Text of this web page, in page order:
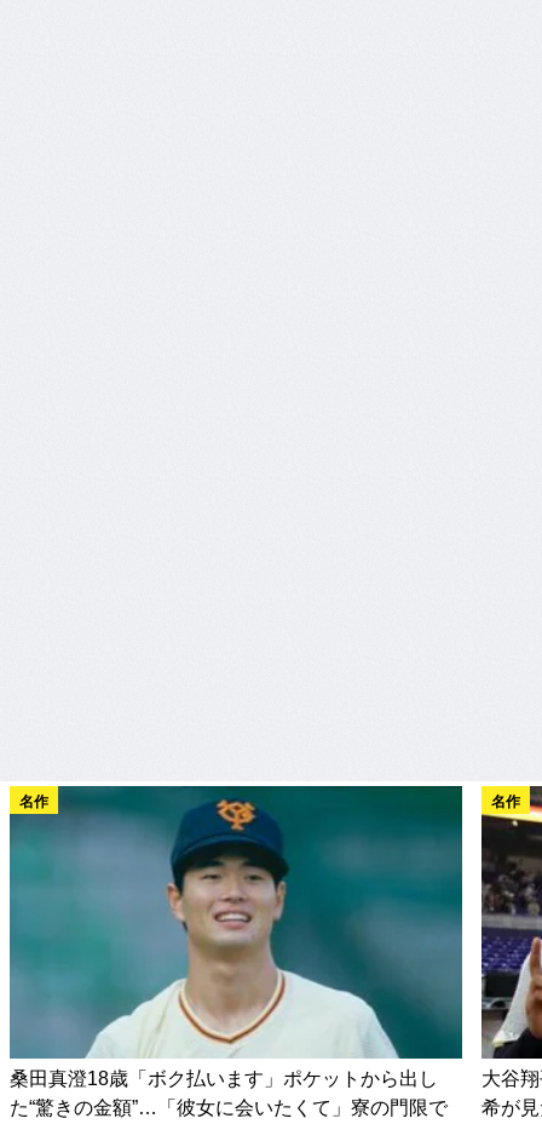
名作
桑田真澄18歳「ボク払います」ポケットから出し
た“驚きの金額”…「彼女に会いたくて」寮の門限で
名作
大谷
希が